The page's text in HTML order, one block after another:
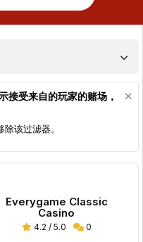
接受来自的玩家的赌场，
除该过滤器。
Everygame Classic
Casino
4.2 / 5.0 0